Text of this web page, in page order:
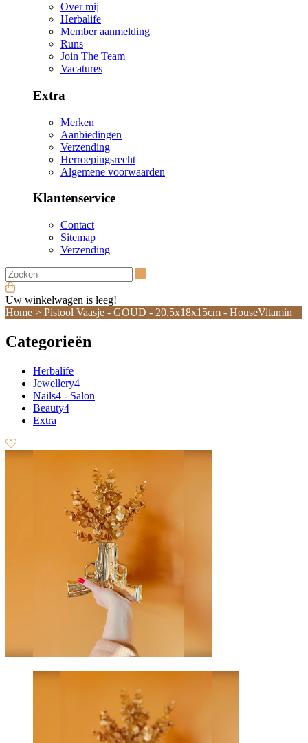
Over mij
Herbalife
Member aanmelding
Runs
Join The Team
Vacatures
Extra
Merken
Aanbiedingen
Verzending
Herroepingsrecht
Algemene voorwaarden
Klantenservice
Contact
Sitemap
Verzending
Uw winkelwagen is leeg!
Home > Pistool Vaasje - GOUD - 20,5x18x15cm - HouseVitamin
Categorieën
Herbalife
Jewellery4
Nails4 - Salon
Beauty4
Extra